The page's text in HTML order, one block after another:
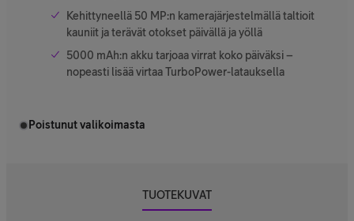
Kehittyneellä 50 MP:n kamerajärjestelmällä taltioit
kauniit ja terävät otokset päivällä ja yöllä
5000 mAh:n akku tarjoaa virrat koko päiväksi –
nopeasti lisää virtaa TurboPower-latauksella
Poistunut valikoimasta
TUOTEKUVAT